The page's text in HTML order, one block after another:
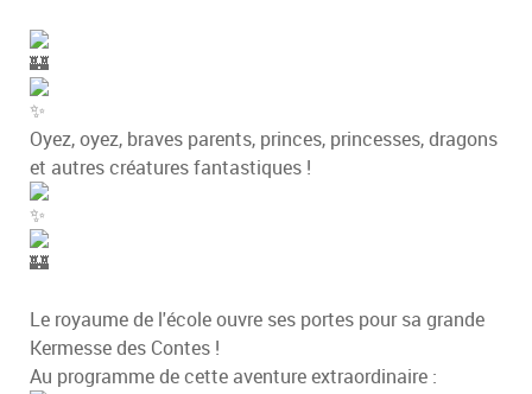
Oyez, oyez, braves parents, princes, princesses, dragons
et autres créatures fantastiques !
Le royaume de l'école ouvre ses portes pour sa grande
Kermesse des Contes !
Au programme de cette aventure extraordinaire :